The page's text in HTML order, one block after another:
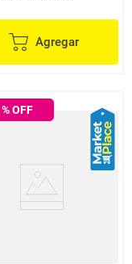
Agregar
% OFF